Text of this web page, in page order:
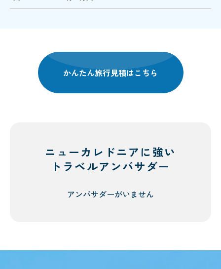
かんたん旅行見積はこちら
ニューカレドニアに強い
トラベルアンバサダー
アンバサダーがいません